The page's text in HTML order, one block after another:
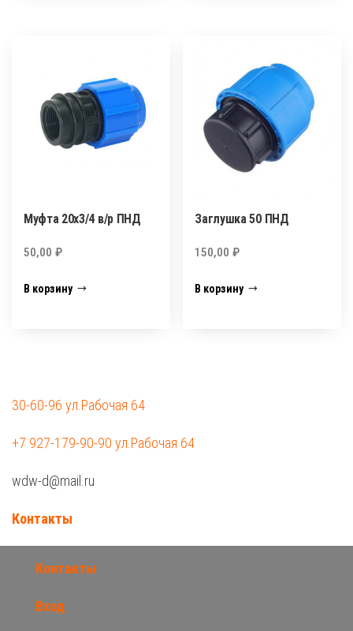
Муфта 20х3/4 в/р ПНД
50,00 ₽
В корзину
Заглушка 50 ПНД
150,00₽
В корзину
30-60-96 ул.Рабочая 64
+7 927-179-90-90 ул.Рабочая 64
wdw-d@mail.ru
Контакты
Контакты
Вход